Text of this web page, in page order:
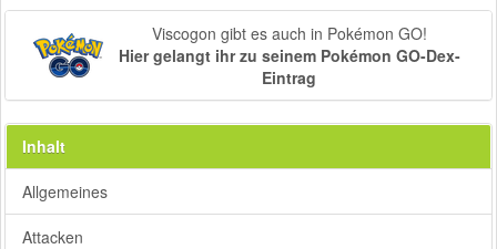
Viscogon gibt es auch in Pokémon GO!
Hier gelangt ihr zu seinem Pokémon GO-Dex-
Eintrag
Inhalt
Allgemeines
Attacken